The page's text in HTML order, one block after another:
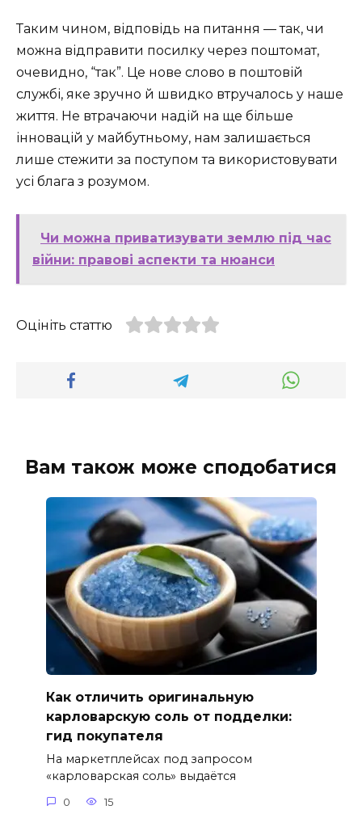
Таким чином, відповідь на питання — так, чи
можна відправити посилку через поштомат,
очевидно, “так”. Це нове слово в поштовій
службі, яке зручно й швидко втручалось у наше
життя. Не втрачаючи надій на ще більше
інновацій у майбутньому, нам залишається
лише стежити за поступом та використовувати
усі блага з розумом.
Чи можна приватизувати землю під час
війни: правові аспекти та нюанси
Оцініть статтю
Вам також може сподобатися
Как отличить оригинальную
карловарскую соль от подделки:
гид покупателя
На маркетплейсах под запросом
«карловарская соль» выдаётся
0 15